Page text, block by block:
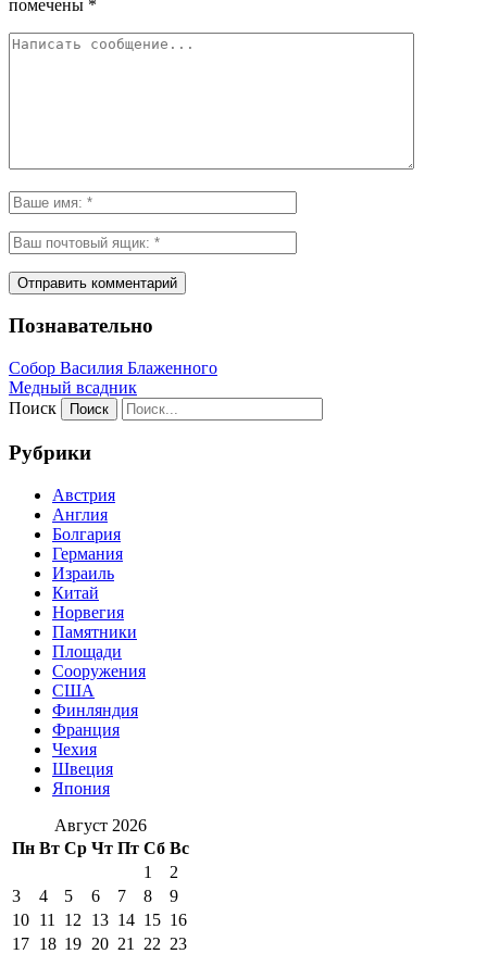
помечены *
Познавательно
Собор Василия Блаженного
Медный всадник
Поиск
Рубрики
Австрия
Англия
Болгария
Германия
Израиль
Китай
Норвегия
Памятники
Площади
Сооружения
США
Финляндия
Франция
Чехия
Швеция
Япония
Август 2026
Пн Вт Ср Чт Пт Сб Вс
1
2
3
4 5 6 7 8
9
10 11 12 13 14 15 16
17 18 19 20 21 22 23